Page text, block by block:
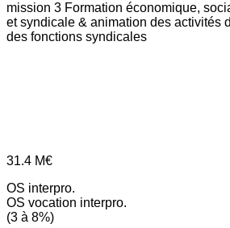
mission 3 Formation économique,
et syndicale & animation des activités
des fonctions syndicales
31.4 M€
OS interpro.
OS vocation interpro.
(3 à 8%)